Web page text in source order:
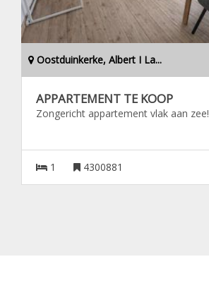
Oostduinkerke, Albert I La...
APPARTEMENT TE KOOP
Zongericht appartement vlak aan zee!
1 4300881